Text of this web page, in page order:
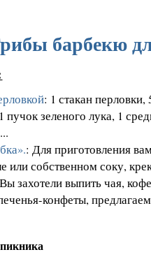
барбекю
: 1 стакан перловки,
пучок зеленого лука, 1
: Для приготовления
или собственном соку,
захотели выпить чая,
конфеты,